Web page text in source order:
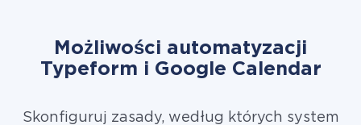
Możliwości automatyzacji
Typeform i Google Calendar
Skonfiguruj zasady, według których system